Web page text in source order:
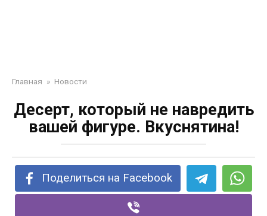
Главная » Новости
Десерт, который не навредить
вашей фигуре. Вкуснятина!
Поделиться на Facebook